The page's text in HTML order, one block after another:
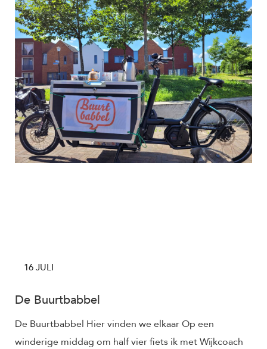
De Buurtbabbel
16 JULI
De Buurtbabbel Hier vinden we elkaar Op een
winderige middag om half vier fiets ik met Wijkcoach